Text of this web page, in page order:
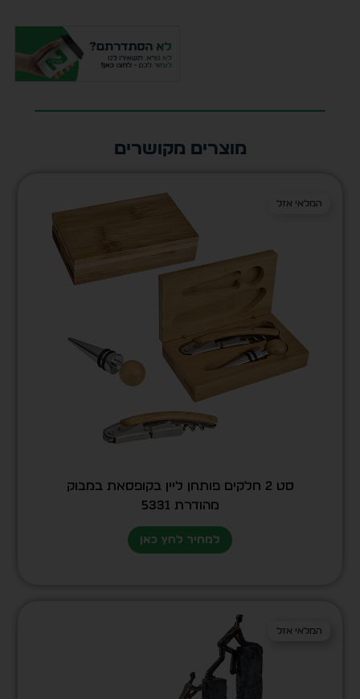
מוצרים מקושרים
המלאי אזל
סט 2 חלקים פותחן ליין בקופסאת במבוק
מהודרת 5331
למחיר לחץ כאן
המלאי אזל
המלאי אזל